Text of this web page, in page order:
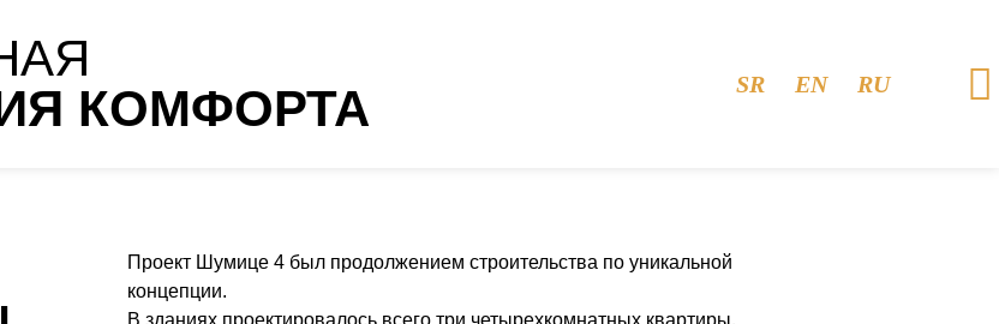
КОМФОРТА
SR EN RU
Проект Шумице 4 был продолжением строительства по уникальной
концепции.